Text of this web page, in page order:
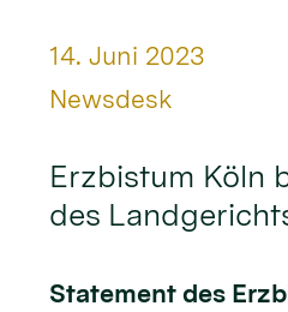
Datum:
14. Juni 2023
Von:
Newsdesk
Erzbistum Köln
des
Statement des